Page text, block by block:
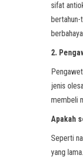
sifat
bertahun-
2.
jenis
membeli
Apakah
Seperti
yang